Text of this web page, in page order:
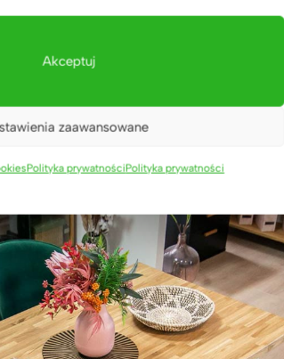
Akceptuj
zaawansowane
Polityka prywatnościPolityka prywatności